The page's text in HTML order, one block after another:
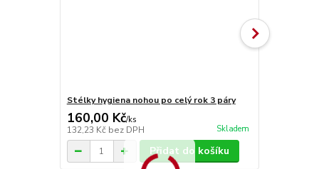
Stélky hygiena nohou po celý rok 3 páry
160,00 Kč/ks
132,23 Kč bez DPH Skladem
Přidat do košíku